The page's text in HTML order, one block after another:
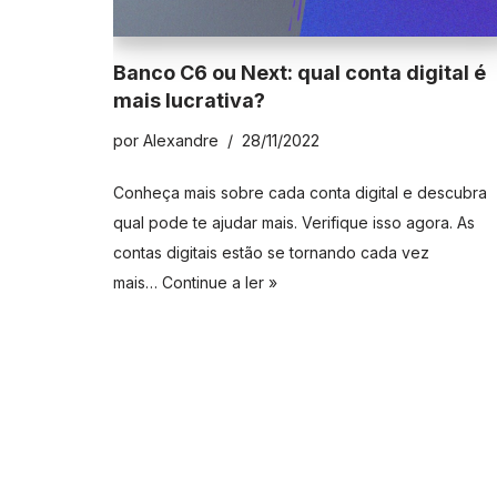
Banco C6 ou Next: qual conta digital é
mais lucrativa?
por Alexandre 28/11/2022
Conheça mais sobre cada conta digital e descubra
qual pode te ajudar mais. Verifique isso agora. As
contas digitais estão se tornando cada vez
mais… Continue a ler »